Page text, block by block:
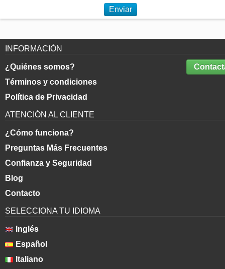
Enviar
INFORMACIÓN
¿Quiénes somos?
Términos y condiciones
Política de Privacidad
ATENCIÓN AL CLIENTE
¿Cómo funciona?
Preguntas Más Frecuentes
Confianza y Seguridad
Blog
Contacto
SELECCIONA TU IDIOMA
Inglés
Español
Italiano